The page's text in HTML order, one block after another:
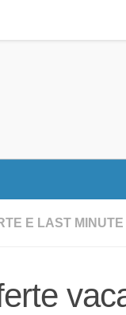
E LAST MINUTE